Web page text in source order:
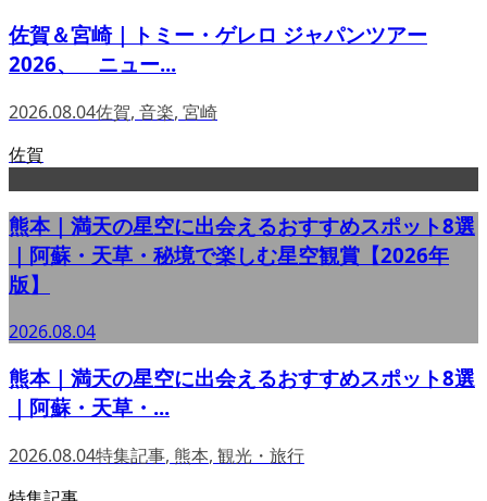
佐賀＆宮崎｜トミー・ゲレロ ジャパンツアー
2026、 ニュー...
2026.08.04佐賀, 音楽, 宮崎
佐賀
熊本｜満天の星空に出会えるおすすめスポット8選
｜阿蘇・天草・秘境で楽しむ星空観賞【2026年
版】
2026.08.04
熊本｜満天の星空に出会えるおすすめスポット8選
｜阿蘇・天草・...
2026.08.04特集記事, 熊本, 観光・旅行